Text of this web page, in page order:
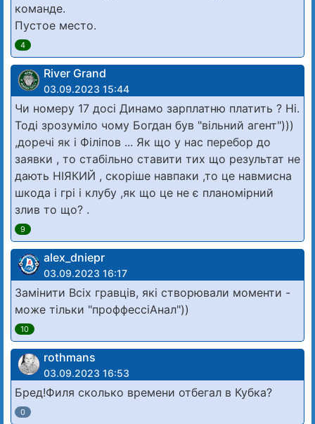
команде.
Пустое место.
4
River Grand
03.09.2023 15:44
Чи номеру 17 досі Динамо зарплатню платить ? Ні.
Тоді зрозуміло чому Богдан був "вільний агент")))
,доречі як і Філіпов ... Як що у нас перебор до
заявки , то стабільно ставити тих що результат не
дають НІЯКИЙ , скоріше навпаки ,то це навмисна
шкода і грі і клубу ,як що це не є планомірний
злив то що? .
9
alex_dniepr
03.09.2023 16:17
Замінити Всіх гравців, які створювали моменти -
може тільки "проффессіАнал"))
10
rothmans
03.09.2023 16:53
Бред!Филя сколько времени отбегал в Кубка?
0